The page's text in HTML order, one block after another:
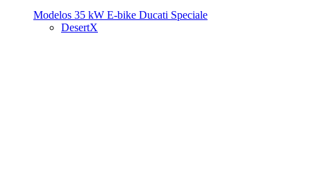
Modelos 35 kW E-bike Ducati Speciale
DesertX